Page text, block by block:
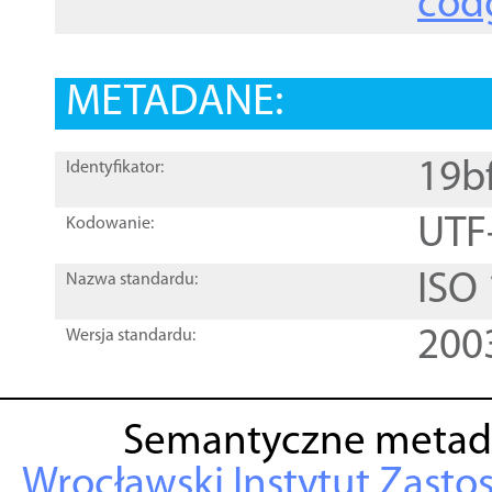
METADANE:
Identyfikator:
Kodowanie:
Nazwa standardu:
Wersja standardu:
Semantyczne